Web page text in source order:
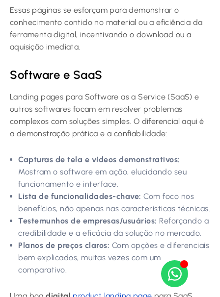
Essas páginas se esforçam para demonstrar o
conhecimento contido no material ou a eficiência da
ferramenta digital, incentivando o download ou a
aquisição imediata.
Software e SaaS
Landing pages para Software as a Service (SaaS) e
outros softwares focam em resolver problemas
complexos com soluções simples. O diferencial aqui é
a demonstração prática e a confiabilidade:
Capturas de tela e vídeos demonstrativos:
Mostram o software em ação, elucidando seu
funcionamento e interface.
Lista de funcionalidades-chave: Com foco nos
benefícios, não apenas nas características técnicas.
Testemunhos de empresas/usuários: Reforçando a
credibilidade e a eficácia da solução no mercado.
Planos de preços claros: Com opções e diferenciais
bem explicados, muitas vezes com um
comparativo.